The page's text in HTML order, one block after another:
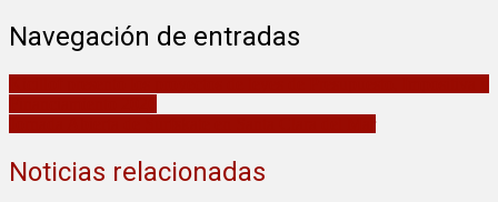
Navegación de entradas
Noticias relacionadas